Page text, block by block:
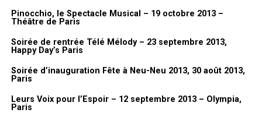
Pinocchio, le Spectacle Musical – 19 octobre 2013 –
Théâtre de Paris
Soirée de rentrée Télé Mélody – 23 septembre 2013,
Happy Day’s Paris
Soirée d’inauguration Fête à Neu-Neu 2013, 30 août 2013,
Paris
Leurs Voix pour l’Espoir – 12 septembre 2013 – Olympia,
Paris